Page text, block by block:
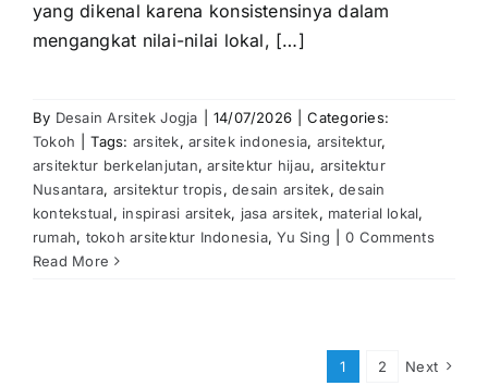
yang dikenal karena konsistensinya dalam
mengangkat nilai-nilai lokal, […]
By Desain Arsitek Jogja 14/07/2026
Categories:
Tokoh
Tags: arsitek,arsitek indonesia, arsitektur,
arsitektur berkelanjutan,arsitektur hijau, arsitektur
Nusantara, arsitektur tropis,desain arsitek,desain
kontekstual, inspirasi arsitek, jasa arsitek, material lokal,
rumah, tokoh arsitektur Indonesia,Yu Sing
0 Comments
Read More
1 2 Next